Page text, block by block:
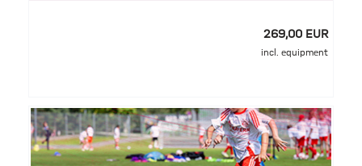
269,00 EUR
incl. equipment